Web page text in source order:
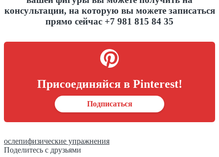
консультации, на которую вы можете записаться
прямо сейчас +7 981 815 84 35
Присоединяйся в Pinterest!
Подписаться
ослепифизические упражнения
Поделитесь с друзьями